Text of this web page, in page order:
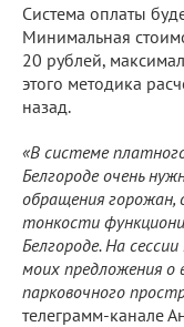
Система оплаты
Минимальная
20 рублей,
этого методика
назад.
«В системе
Белгороде очень
обращения горожан,
тонкости
Белгороде. На
моих предложения о
парковочного
телеграмм-канале